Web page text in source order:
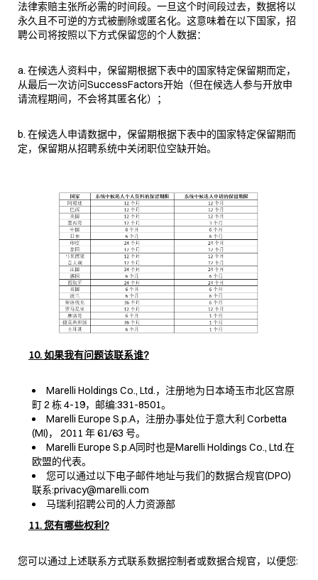
法律索赔主张所必需的时间段。一旦这个时间段过去，数据将以
永久且不可逆的方式被删除或匿名化。这意味着在以下国家，招
聘公司将按照以下方式保留您的个人数据：
a. 在候选人资料中，保留期根据下表中的国家特定保留期而定，
从最后一次访问SuccessFactors开始（但在候选人参与开放申
请流程期间，不会将其匿名化）；
b. 在候选人申请数据中，保留期根据下表中的国家特定保留期而
定，保留期从招聘系统中关闭职位空缺开始。
10. 如果我有问题该联系谁?
Marelli Holdings Co., Ltd.，注册地为日本埼玉市北区宫原
町 2 栋 4-19，邮编:331-8501。
Marelli Europe S.p.A，注册办事处位于意大利 Corbetta
(MI)， 2011 年 61/63 号。
Marelli Europe S.p.A同时也是Marelli Holdings Co., Ltd.在
欧盟的代表。
您可以通过以下电子邮件地址与我们的数据合规官(DPO)
联系:privacy@marelli.com
马瑞利招聘公司的人力资源部
11. 您有哪些权利?
您可以通过上述联系方式联系数据控制者或数据合规官，以便您: